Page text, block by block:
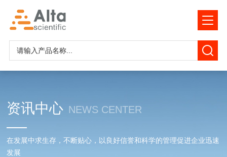
资讯中心 NEWS CENTER
在发展中求生存，不断贴心，以良好信誉和科学的管理促进企业迅速
发展